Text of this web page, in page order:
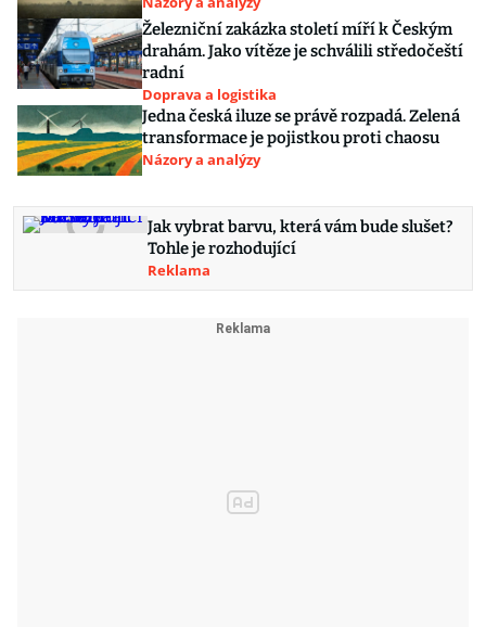
Železniční zakázka století míří k Českým
drahám. Jako vítěze je schválili středočeští
radní
Doprava a logistika
Jedna česká iluze se právě rozpadá. Zelená
transformace je pojistkou proti chaosu
Názory a analýzy
Jak vybrat barvu, která vám bude slušet?
Tohle je rozhodující
Reklama